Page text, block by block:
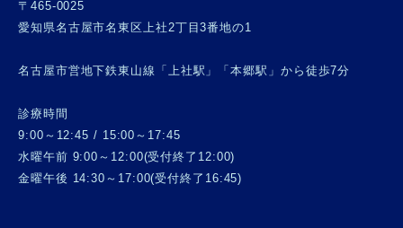
〒465-0025
愛知県名古屋市名東区上社2丁目3番地の1
名古屋市営地下鉄東山線「上社駅」「本郷駅」から徒歩7分
診療時間
9:00～12:45 / 15:00～17:45
水曜午前 9:00～12:00(受付終了12:00)
金曜午後 14:30～17:00(受付終了16:45)